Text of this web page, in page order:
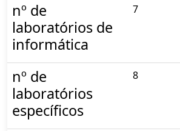
nº de
laboratórios de
informática
7
nº de
laboratórios
específicos
8